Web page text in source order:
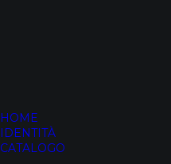
HOME
IDENTITÀ
CATALOGO